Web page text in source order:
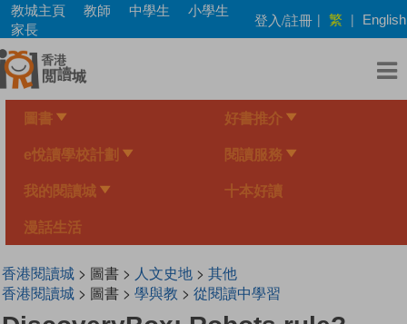
Skip
main
content
教城主頁 教師 中學生
小學生
家長
登入/註冊 | 繁 | English
圖書 好書推介
e悅讀學校計劃 閱讀服務
我的閱讀城 十本好讀
漫話生活
香港閱讀城> 圖書 > 人文史地> 其他
香港閱讀城> 圖書 > 學與教 > 從閱讀中學習